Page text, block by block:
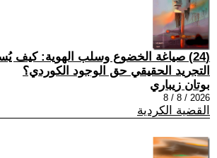
(24) صياغة الخضوع وسلب الهوية: كيف
التجريد الحقيقي حق الوجود الكوردي؟
بوتان زيباري
2026 / 8 / 8
القضية الكردية